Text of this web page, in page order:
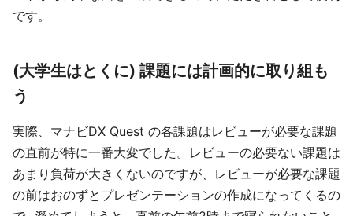
です。
(大学生はとくに) 課題には計画的に取り組も
う
実際、マナビDX Quest の各課題はレビューが必要な課題
の直前が特に一番大変でした。レビューの必要ない課題は
あまり負荷が大きくないのですが、レビューが必要な課題
の前はおのずとプレゼンテーションの作成になってくるの